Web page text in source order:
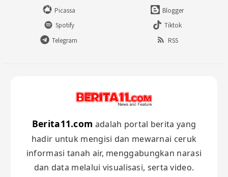
Picassa
Blogger
Spotify
Tiktok
Telegram
RSS
Berita11.com adalah portal berita yang
hadir untuk mengisi dan mewarnai ceruk
informasi tanah air, menggabungkan narasi
dan data melalui visualisasi, serta video.